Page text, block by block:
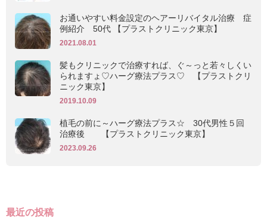
お通いやすい料金設定のヘアーリバイタル治療 症
例紹介 50代 【プラストクリニック東京】
2021.08.01
髪もクリニックで治療すれば、ぐ～っと若々しくい
られますょ♡ハーグ療法プラス♡ 【プラストクリ
ニック東京】
2019.10.09
植毛の前に～ハーグ療法プラス☆ 30代男性５回
治療後 【プラストクリニック東京】
2023.09.26
最近の投稿